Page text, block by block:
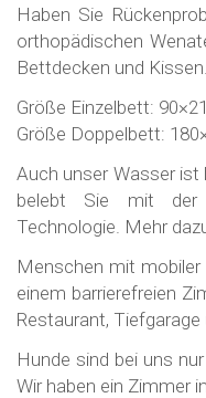
Haben Sie
orthopädischen
Bettdecken und Kissen.
Größe Einzelbett:
Größe Doppelbett:
Auch unser Wasser
belebt Sie mit der
Technologie. Mehr
Menschen mit mobiler
einem barrierefreien
Restaurant,
Hunde sind bei uns
Wir haben ein Zimmer